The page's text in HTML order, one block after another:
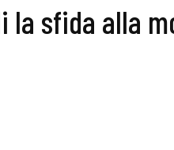
sfida alla